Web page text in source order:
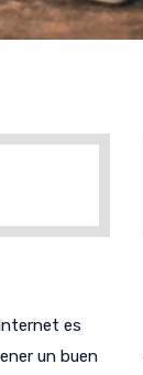
es
un buen